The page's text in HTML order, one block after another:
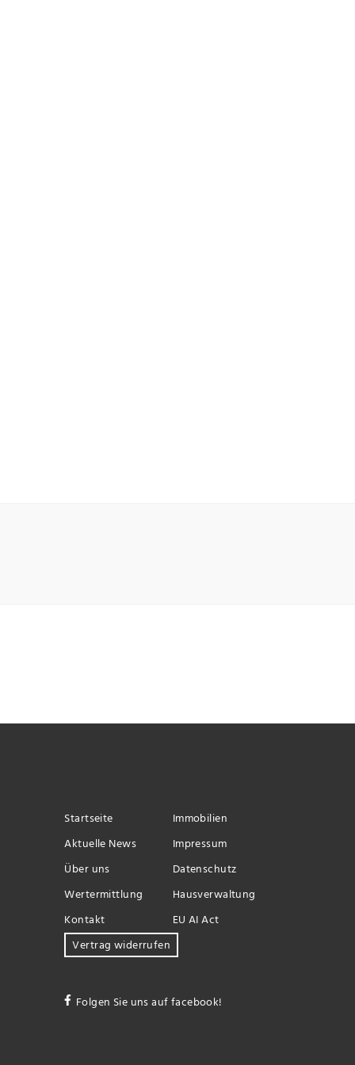
Startseite
Immobilien
Aktuelle News
Impressum
Über uns
Datenschutz
Wertermittlung
Hausverwaltung
Kontakt
EU AI Act
Vertrag widerrufen
Folgen Sie uns auf facebook!